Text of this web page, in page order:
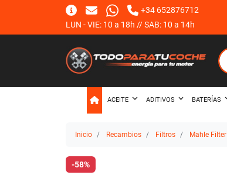
+34 652876712
LUN - VIE: 10 a 18h // SAB: 10 a 14h
ACEITE ADITIVOS BATERÍAS
Inicio Recambios Filtros Mahle Filter
-58%